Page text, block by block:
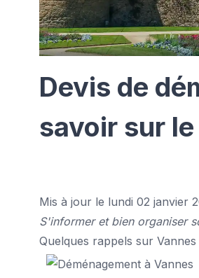
Devis de
savoir sur
Mis à jour le lundi 02 janvier
S'informer et bien organiser
Quelques rappels sur Vannes